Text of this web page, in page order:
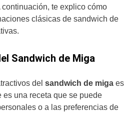
te explico cómo
clásicas de sandwich de
Sandwich de Miga
del sandwich de miga es
una receta que se puede
o a las preferencias de